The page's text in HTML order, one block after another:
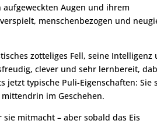
Augen und ihrem
menschenbezogen und
zotteliges Fell, seine Intelligenz
clever und sehr lernbereit,
jetzt typische Puli-Eigenschaften: Sie
im Geschehen.
mitmacht – aber sobald das Eis